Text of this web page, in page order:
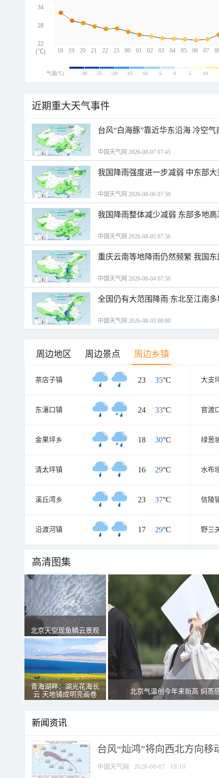
18 19 20 21 22 23 00 01 02 03 04 05 06 07
34
28
22
(℃)
气温(℃) -30 -25 -20 -15 -10 -5 0 5 10
近期重大天气事件
台风“白海豚”靠近华东沿海 冷空
中国天气网 2026-08-07 07:45
我国降雨强度进一步减弱 中东部
中国天气网 2026-08-06 07:50
我国降雨整体减少减弱 东部多地
中国天气网 2026-08-05 07:56
重庆云南等地降雨仍然频繁 我国
中国天气网 2026-08-04 07:56
全国仍有大范围降雨 东北至江南
中国天气网 2026-08-03 08:00
周边地区 周边景点 周边乡镇
茶店子镇 23 / 35°C 大支
东瀼口镇 24 / 33°C 官渡
金果坪乡 18 / 30°C 绿葱
清太坪镇 16 / 29°C 水布
溪丘湾乡 23 / 37°C 信陵
沿渡河镇 17 / 29°C 野三
高清图集
北京天空现鱼鳞云景观
青海湖畔：湖光花海长
云 天地铺成明亮画卷
北京气温创今年来新高 焖蒸
新闻资讯
台风“灿鸿”将向西北方向移
中国天气网 2026-08-07 18:10